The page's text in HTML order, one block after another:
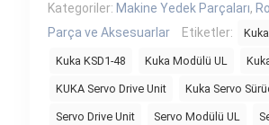
Kategoriler: Makine Yedek Parçaları,
Parça ve Aksesuarlar
Etiketler:
Kuka KSD1-48 Kuka Modülü UL
KUKA Servo Drive Unit Kuka Servo
Servo Drive Unit Servo Modülü UL